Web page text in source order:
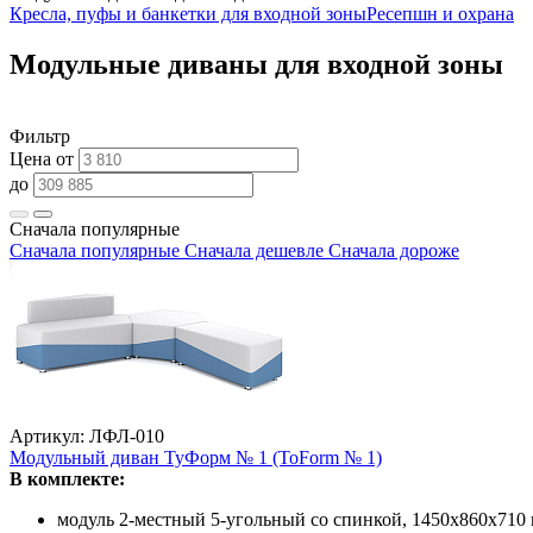
Кресла, пуфы и банкетки для входной зоныРесепшн и охрана
Модульные диваны для входной зоны
Фильтр
Цена от
до
Сначала популярные
Сначала популярные Сначала дешевле Сначала дороже
Артикул: ЛФЛ-010
Модульный диван ТуФорм № 1 (ToForm № 1)
В комплекте:
модуль 2-местный 5-угольный со спинкой,